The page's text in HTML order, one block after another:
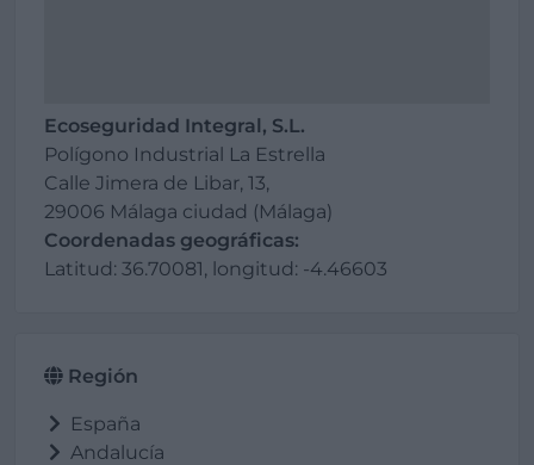
Ecoseguridad Integral, S.L.
Polígono Industrial La Estrella
Calle Jimera de Libar, 13,
29006 Málaga ciudad (Málaga)
Coordenadas geográficas:
Latitud: 36.70081, longitud: -4.46603
Región
España
Andalucía